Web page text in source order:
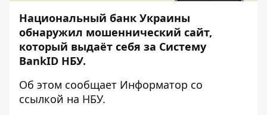
Национальный банк Украины
обнаружил мошеннический сайт,
который выдаёт себя за Систему
BankID НБУ.
Об этом сообщает Информатор со
ссылкой на НБУ.